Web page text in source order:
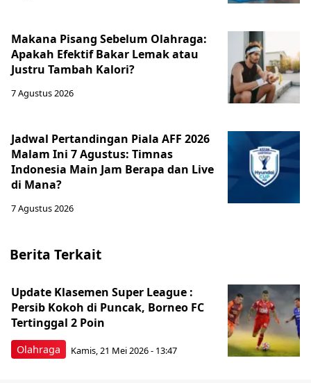
Makana Pisang Sebelum Olahraga:
Apakah Efektif Bakar Lemak atau
Justru Tambah Kalori?
7 Agustus 2026
Jadwal Pertandingan Piala AFF 2026
Malam Ini 7 Agustus: Timnas
Indonesia Main Jam Berapa dan Live
di Mana?
7 Agustus 2026
Berita Terkait
Olahraga
Update Klasemen Super League :
Persib Kokoh di Puncak, Borneo FC
Tertinggal 2 Poin
Kamis, 21 Mei 2026 - 13:47